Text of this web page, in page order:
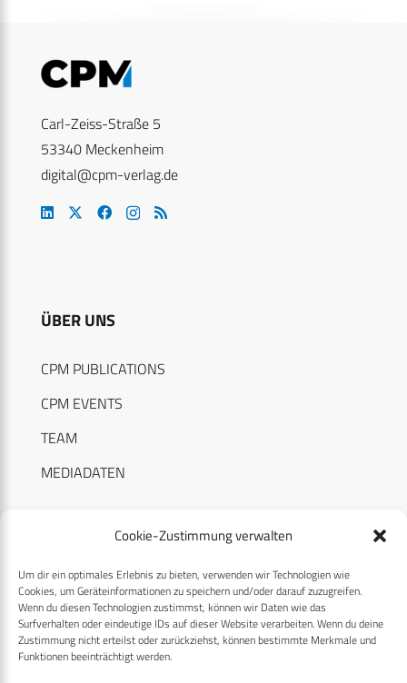
Cookie-Zustimmung verwalten
Um dir ein optimales Erlebnis zu bieten, verwenden wir Technologien wie
Cookies, um Geräteinformationen zu speichern und/oder darauf zuzugreifen.
Wenn du diesen Technologien zustimmst, können wir Daten wie das
Surfverhalten oder eindeutige IDs auf dieser Website verarbeiten. Wenn du deine
Zustimmung nicht erteilst oder zurückziehst, können bestimmte Merkmale und
Funktionen beeinträchtigt werden.
Carl-Zeiss-Straße 5
53340 Meckenheim
digital@cpm-verlag.de
ÜBER UNS
CPM PUBLICATIONS
CPM EVENTS
TEAM
MEDIADATEN
RECHTLICHES
Datenschutzerklärung
Cookie-Richtlinie (EU)